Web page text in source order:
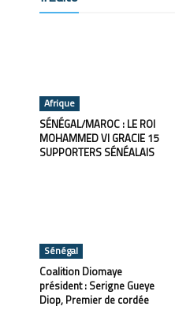
Afrique
SÉNÉGAL/MAROC : LE ROI
MOHAMMED VI GRACIE 15
SUPPORTERS SÉNÉALAIS
Sénégal
Coalition Diomaye
président : Serigne Gueye
Diop, Premier de cordée